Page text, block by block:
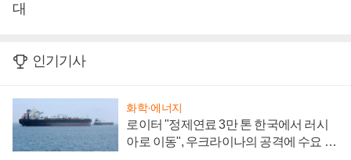
대
인기기사
화학·에너지
로이터 "정제연료 3만 톤 한국에서 러시
아로 이동", 우크라이나의 공격에 수요 늘